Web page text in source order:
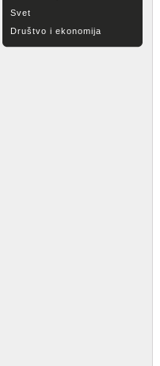
Svet
Društvo i ekonomija